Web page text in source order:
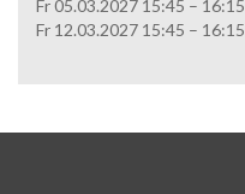
Fr 05.03.2027 15:45 – 16:15
Fr 12.03.2027 15:45 – 16:15